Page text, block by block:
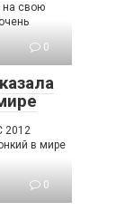
на свою
0
2012
в мире
0